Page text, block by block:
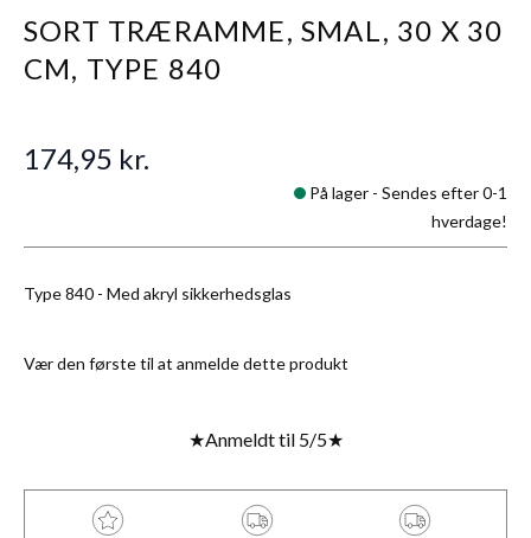
SORT TRÆRAMME, SMAL, 30 X 30
CM, TYPE 840
Type 840 - Med akryl sikkerhedsglas
Vær den første til at anmelde dette produkt
174,95 kr.
På lager - Sendes efter 0-1
hverdage!
★Anmeldt til 5/5★